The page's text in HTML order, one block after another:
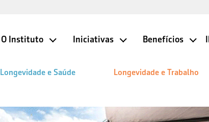
O Instituto Iniciativas Benefícios
Longevidade e Saúde Longevidade e Trabalho